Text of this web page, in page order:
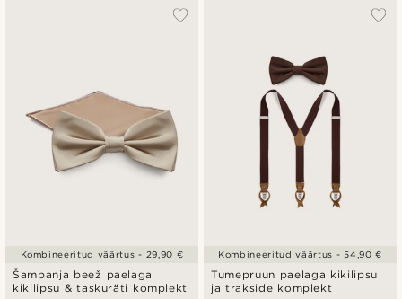
Madala hind
Kõrgeim hind
Šampanja beež paelaga
kikilipsu & taskuräti komplekt
Kombineeritud väärtus - 29,90 €
Tumepruun paelaga kikilipsu
ja trakside komplekt
Kombineeritud väärtus - 54,90 €